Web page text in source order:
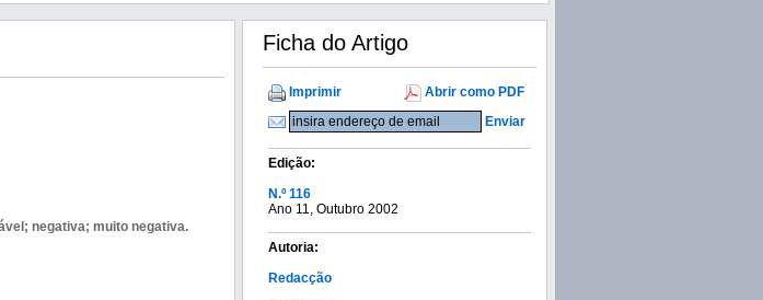
negativa; muito negativa.
Ficha do Artigo
Imprimir
Abrir como PDF
Enviar
Edição:
N.º 116
Ano 11, Outubro 2002
Autoria:
Redacção